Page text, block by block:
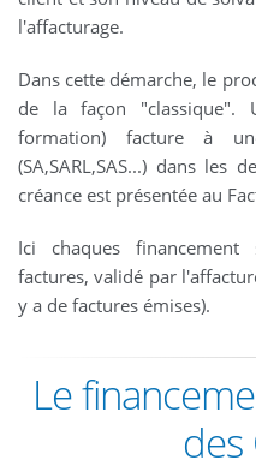
l'affacturage.
Dans cette démarche, le
de la façon "classique".
formation) facture à
(SA,SARL,SAS...) dans
créance est présentée au
Ici chaques
factures, validé par
y a de factures émises).
Le
des